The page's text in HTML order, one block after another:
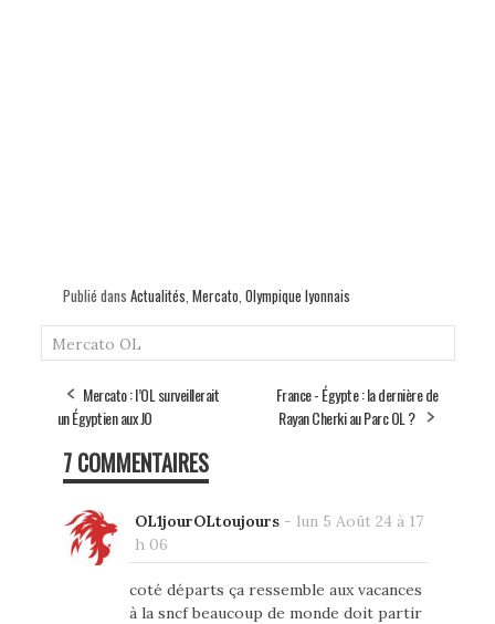
Publié dans Actualités Mercato Olympique lyonnais
Mercato OL
Mercato : l’OL surveillerait
un Égyptien aux JO
France - Égypte : la dernière de
Rayan Cherki au Parc OL ?
7 COMMENTAIRES
OL1jourOLtoujours- lun 5 Août 24 à 17
h 06
coté départs ça ressemble aux vacances
à la sncf beaucoup de monde doit partir